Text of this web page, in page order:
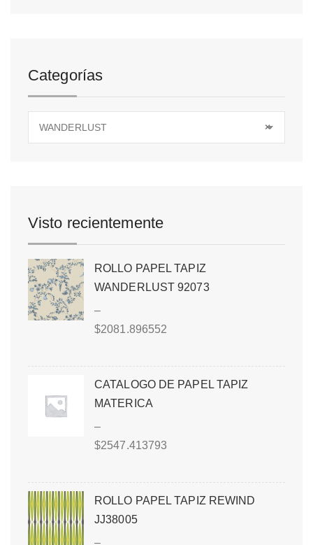
Categorías
×
WANDERLUST
Visto recientemente
ROLLO PAPEL TAPIZ
WANDERLUST 92073
–
$2081.896552
CATALOGO DE PAPEL TAPIZ
MATERICA
–
$2547.413793
ROLLO PAPEL TAPIZ REWIND
JJ38005
–